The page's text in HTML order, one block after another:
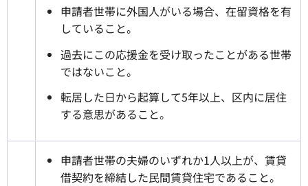
申請者世帯に外国人がいる場合、在留資格を有
していること。
過去にこの応援金を受け取ったことがある世帯
ではないこと。
転居した日から起算して5年以上、区内に居住
する意思があること。
申請者世帯の夫婦のいずれか1人以上が、賃貸
借契約を締結した民間賃貸住宅であること。